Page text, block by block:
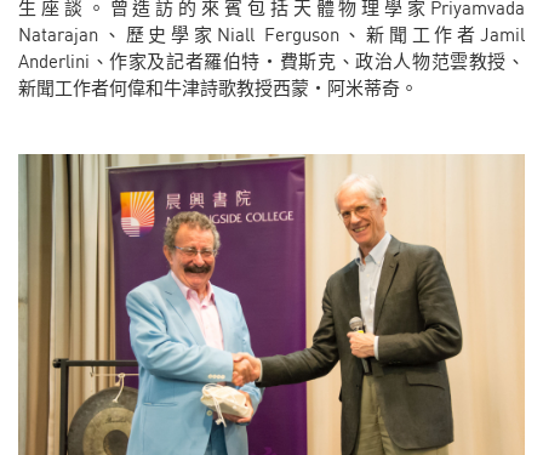
生座談。曾造訪的來賓包括天體物理學家Priyamvada
Natarajan、歷史學家Niall Ferguson、新聞工作者Jamil
Anderlini、作家及記者羅伯特‧費斯克、政治人物范雲教授、
新聞工作者何偉和牛津詩歌教授西蒙‧阿米蒂奇。